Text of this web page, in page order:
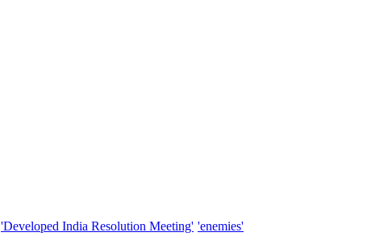
'Developed India Resolution Meeting' 'enemies'